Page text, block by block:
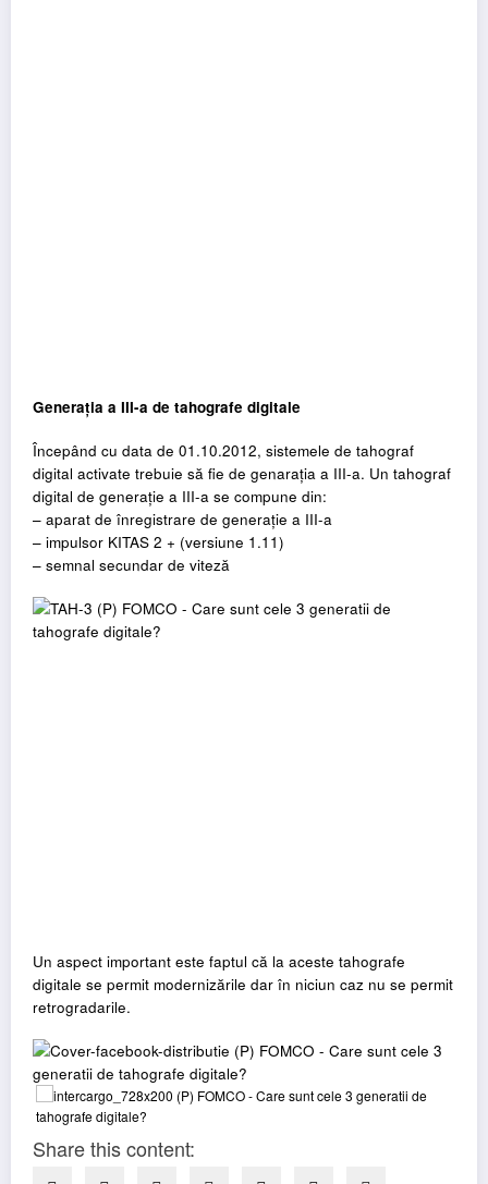
Generația a III-a de tahografe digitale
Începând cu data de 01.10.2012, sistemele de tahograf
digital activate trebuie să fie de genarația a III-a. Un tahograf
digital de generație a III-a se compune din:
– aparat de înregistrare de generație a III-a
– impulsor KITAS 2 + (versiune 1.11)
– semnal secundar de viteză
Un aspect important este faptul că la aceste tahografe
digitale se permit modernizările dar în niciun caz nu se permit
retrogradarile.
Share this content: